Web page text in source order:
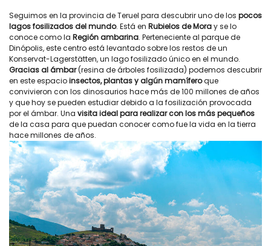
Seguimos en la provincia de Teruel para descubrir uno de los pocos
lagos fosilizados del mundo. Está en Rubielos de Moray se lo
conoce como la Región ambarina. Perteneciente al parque de
Dinópolis, este centro está levantado sobre los restos de un
Konservat-Lagerstätten, un lago fosilizado único en el mundo.
Gracias al ámbar(resina de árboles fosilizada) podemos descubrir
en este espacioinsectos, plantas y algún mamíferoque
convivieron con los dinosaurios hace más de 100 millones de años
y que hoy se pueden estudiar debido a la fosilización provocada
por el ámbar. Una visita ideal para realizar con los más pequeños
de la casa para que puedan conocer como fue la vida en la tierra
hace millones de años.